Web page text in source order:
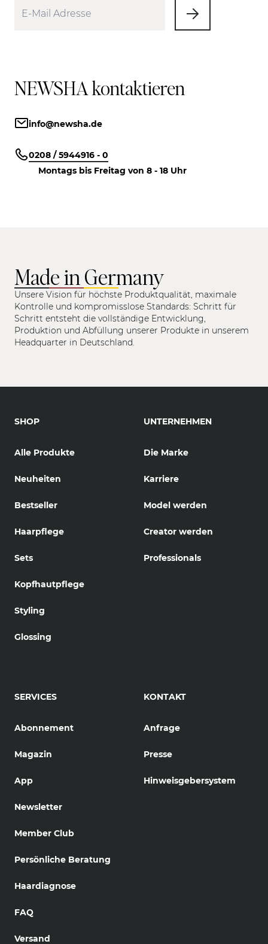
NEWSHA kontaktieren
info@newsha.de
0208 / 5944916 - 0
Montags bis Freitag von 8 - 18 Uhr
Made in Germany
Unsere Vision für höchste Produktqualität, maximale
Kontrolle und kompromisslose Standards: Schritt für
Schritt entsteht die vollständige Entwicklung,
Produktion und Abfüllung unserer Produkte in unserem
Headquarter in Deutschland.
SHOP
Alle Produkte
Neuheiten
Bestseller
Haarpflege
Sets
Kopfhautpflege
Styling
Glossing
UNTERNEHMEN
Die Marke
Karriere
Model werden
Creator werden
Professionals
SERVICES
Abonnement
Magazin
App
Newsletter
Member Club
Persönliche Beratung
Haardiagnose
FAQ
Versand
KONTAKT
Anfrage
Presse
Hinweisgebersystem